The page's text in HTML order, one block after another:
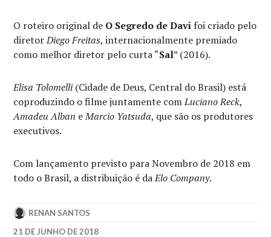
O roteiro original de O Segredo de Davi foi criado pelo
diretorDiego Freitas, internacionalmente premiado
como melhor diretor pelo curta “Sal” (2016).
Elisa Tolomelli(Cidade de Deus, Central do Brasil) está
coproduzindo o filme juntamente comLuciano Reck,
Amadeu Alban eMarcio Yatsuda, que são os produtores
executivos.
Com lançamento previsto para Novembro de 2018 em
todo o Brasil, a distribuição é daElo Company.
RENAN SANTOS
21 DE JUNHO DE 2018